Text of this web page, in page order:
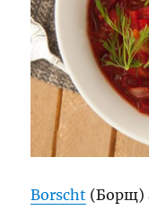
Borscht (Борщ)